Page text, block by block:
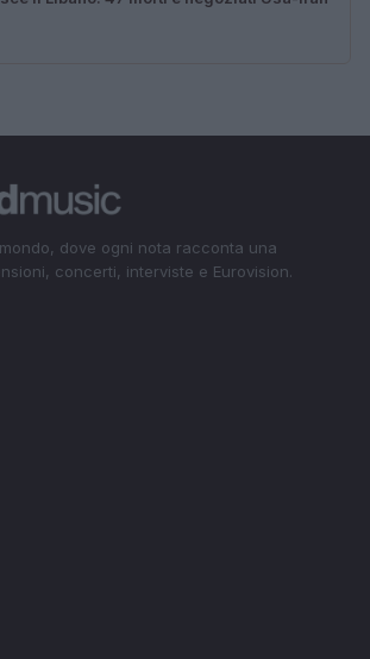
dove ogni nota racconta una
concerti, interviste e Eurovision.